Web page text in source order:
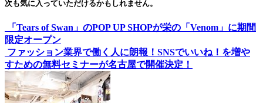
次も気に入っていただけるかもしれません。
「Tears of Swan」のPOP UP SHOPが栄の「Venom」に期間
限定オープン
ファッション業界で働く人に朗報！SNSでいいね！を増や
すための無料セミナーが名古屋で開催決定！